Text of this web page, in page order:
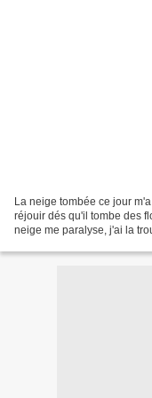
La neige tombée ce jour
réjouir dés qu'il tombe des
neige me paralyse, j'ai la